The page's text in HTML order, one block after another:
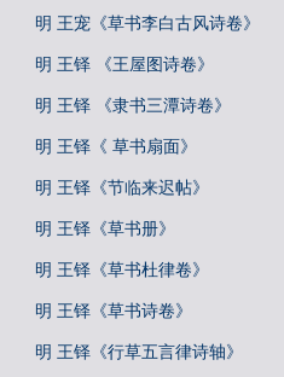
明 王宠《草书李白古风诗卷》
明 王铎 《王屋图诗卷》
明 王铎 《隶书三潭诗卷》
明 王铎《 草书扇面》
明 王铎《节临来迟帖》
明 王铎《草书册》
明 王铎《草书杜律卷》
明 王铎《草书诗卷》
明 王铎《行草五言律诗轴》